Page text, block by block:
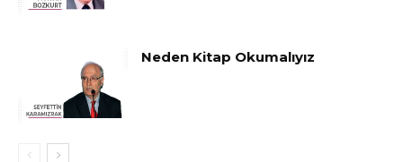
Neden Kitap Okumalıyız